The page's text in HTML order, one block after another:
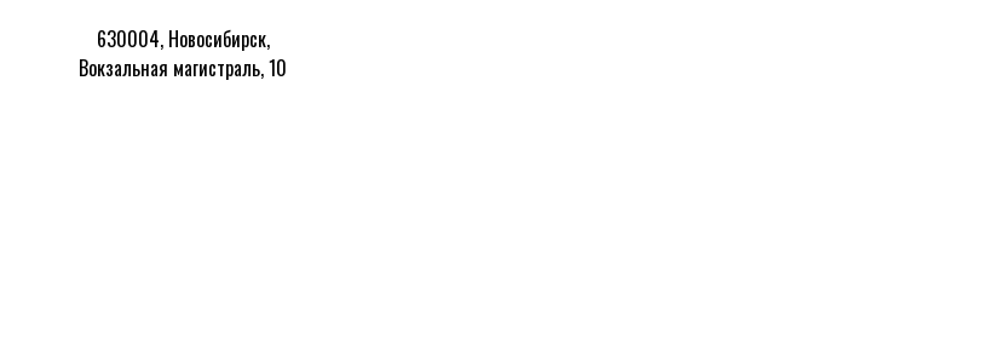
630004, Новосибирск,
Вокзальная магистраль, 10